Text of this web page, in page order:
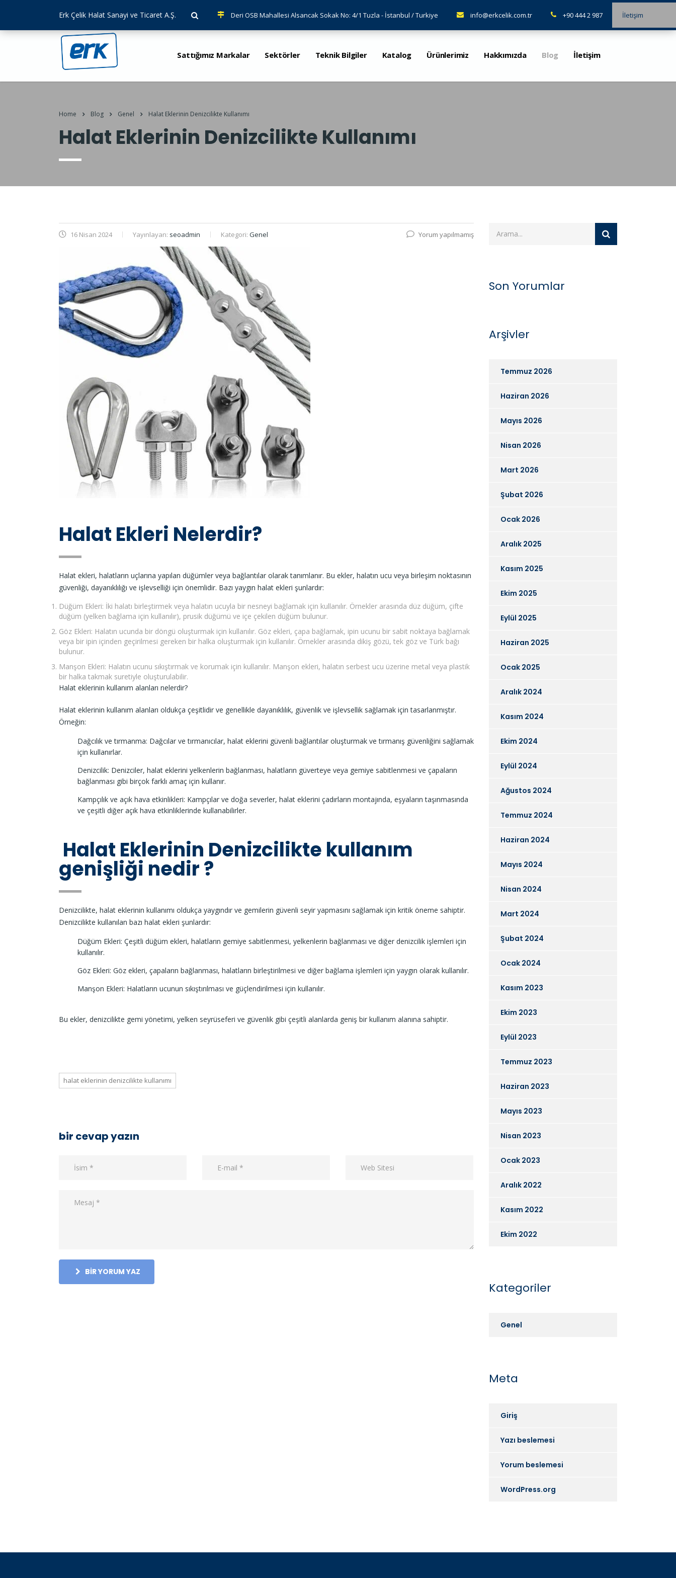
Erk Çelik Halat Sanayi ve Ticaret A.Ş. İletişim
Deri OSB Mahallesi Alsancak Sokak No: 4/1 Tuzla - İstanbul / Turkiye info@erkcelik.com.tr +90 444 2 987
Sattığımız Markalar Sektörler Teknik Bilgiler Katalog Ürünlerimiz Hakkımızda Blog İletişim
Home Blog Genel Halat Eklerinin Denizcilikte Kullanımı
Halat Eklerinin Denizcilikte Kullanımı
16 Nisan 2024 Yayınlayan: seoadmin Kategori: Genel Yorum yapılmamış
Halat Ekleri Nelerdir?
Halat ekleri, halatların uçlarına yapılan düğümler veya bağlantılar olarak tanımlanır. Bu ekler, halatın ucu veya birleşim noktasının
güvenliği, dayanıklılığı ve işlevselliği için önemlidir. Bazı yaygın halat ekleri şunlardır:
Düğüm Ekleri: İki halatı birleştirmek veya halatın ucuyla bir nesneyi bağlamak için kullanılır. Örnekler arasında düz düğüm, çifte
düğüm (yelken bağlama için kullanılır), prusik düğümü ve içe çekilen düğüm bulunur.
Göz Ekleri: Halatın ucunda bir döngü oluşturmak için kullanılır. Göz ekleri, çapa bağlamak, ipin ucunu bir sabit noktaya bağlamak
veya bir ipin içinden geçirilmesi gereken bir halka oluşturmak için kullanılır. Örnekler arasında dikiş gözü, tek göz ve Türk bağı
bulunur.
Manşon Ekleri: Halatın ucunu sıkıştırmak ve korumak için kullanılır. Manşon ekleri, halatın serbest ucu üzerine metal veya plastik
bir halka takmak suretiyle oluşturulabilir.
Halat eklerinin kullanım alanları nelerdir?
Halat eklerinin kullanım alanları oldukça çeşitlidir ve genellikle dayanıklılık, güvenlik ve işlevsellik sağlamak için tasarlanmıştır.
Örneğin:
Dağcılık ve tırmanma: Dağcılar ve tırmanıcılar, halat eklerini güvenli bağlantılar oluşturmak ve tırmanış güvenliğini sağlamak
için kullanırlar.
Denizcilik: Denizciler, halat eklerini yelkenlerin bağlanması, halatların güverteye veya gemiye sabitlenmesi ve çapaların
bağlanması gibi birçok farklı amaç için kullanır.
Kampçılık ve açık hava etkinlikleri: Kampçılar ve doğa severler, halat eklerini çadırların montajında, eşyaların taşınmasında
ve çeşitli diğer açık hava etkinliklerinde kullanabilirler.
Halat Eklerinin Denizcilikte kullanım
genişliği nedir ?
Denizcilikte, halat eklerinin kullanımı oldukça yaygındır ve gemilerin güvenli seyir yapmasını sağlamak için kritik öneme sahiptir.
Denizcilikte kullanılan bazı halat ekleri şunlardır:
Düğüm Ekleri: Çeşitli düğüm ekleri, halatların gemiye sabitlenmesi, yelkenlerin bağlanması ve diğer denizcilik işlemleri için
kullanılır.
Göz Ekleri: Göz ekleri, çapaların bağlanması, halatların birleştirilmesi ve diğer bağlama işlemleri için yaygın olarak kullanılır.
Manşon Ekleri: Halatların ucunun sıkıştırılması ve güçlendirilmesi için kullanılır.
Bu ekler, denizcilikte gemi yönetimi, yelken seyrüseferi ve güvenlik gibi çeşitli alanlarda geniş bir kullanım alanına sahiptir.
halat eklerinin denizcilikte kullanımı
bir cevap yazın
BIR YORUM YAZ
Son Yorumlar
Arşivler
Temmuz 2026
Haziran 2026
Mayıs 2026
Nisan 2026
Mart 2026
Şubat 2026
Ocak 2026
Aralık 2025
Kasım 2025
Ekim 2025
Eylül 2025
Haziran 2025
Ocak 2025
Aralık 2024
Kasım 2024
Ekim 2024
Eylül 2024
Ağustos 2024
Temmuz 2024
Haziran 2024
Mayıs 2024
Nisan 2024
Mart 2024
Şubat 2024
Ocak 2024
Kasım 2023
Ekim 2023
Eylül 2023
Temmuz 2023
Haziran 2023
Mayıs 2023
Nisan 2023
Ocak 2023
Aralık 2022
Kasım 2022
Ekim 2022
Kategoriler
Genel
Meta
Giriş
Yazı beslemesi
Yorum beslemesi
WordPress.org